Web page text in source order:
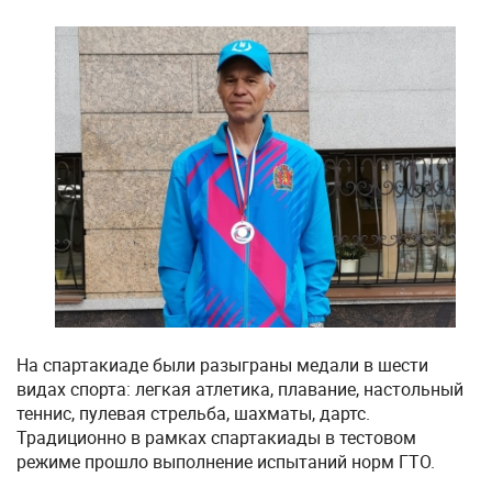
На спартакиаде были разыграны медали в шести
видах спорта: легкая атлетика, плавание, настольный
теннис, пулевая стрельба, шахматы, дартс.
Традиционно в рамках спартакиады в тестовом
режиме прошло выполнение испытаний норм ГТО.